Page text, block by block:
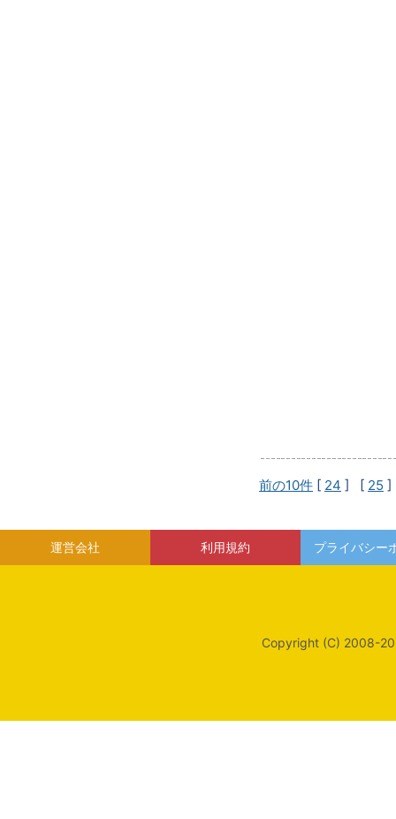
前の10件 [ 24 ] [ 25
運営会社 利用規約 プライバシー
Copyright (C) 2008-